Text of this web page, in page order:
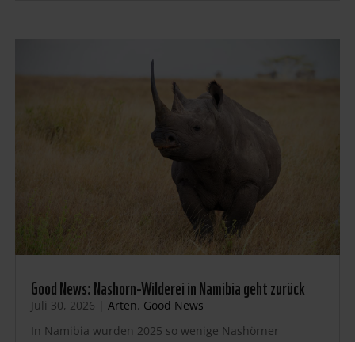
Good News: Nashorn-Wilderei in Namibia geht zurück
Juli 30, 2026 | Arten, Good News
In Namibia wurden 2025 so wenige Nashörner